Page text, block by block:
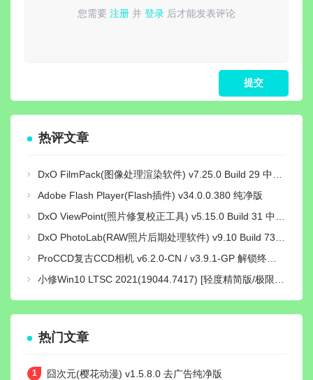
您需要 注册 并 登录 后才能发表评论
请登录或 注册后再发表评论！
热评文章
DxO FilmPack(图像处理渲染软件) v7.25.0 Build 29 中文绿色激活版
Adobe Flash Player(Flash插件) v34.0.0.380 纯净版
DxO ViewPoint(照片修复校正工具) v5.15.0 Build 31 中文绿色便携版
DxO PhotoLab(RAW照片后期处理软件) v9.10 Build 736 中文激活版
ProCCD复古CCD相机 v6.2.0-CN / v3.9.1-GP 解锁终身pro会员版
小修Win10 LTSC 2021(19044.7417) [轻度精简版/极限精简版]
热门文章
囧次元(樱花动漫) v1.5.8.0 去广告纯净版